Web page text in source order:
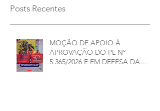
Posts Recentes
MOÇÃO DE APOIO À
APROVAÇÃO DO PL Nº
5.365/2026 E EM DEFESA DA